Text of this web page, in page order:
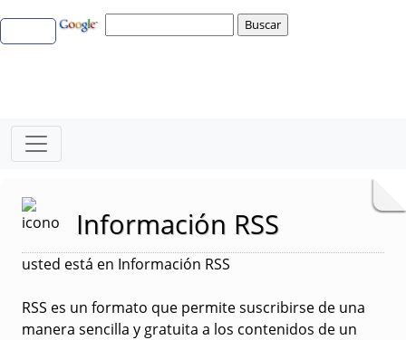
Información RSS
usted está en Información RSS
RSS es un formato que permite suscribirse de una
manera sencilla y gratuita a los contenidos de un